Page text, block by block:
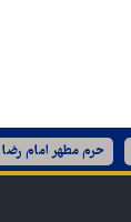
حرم مطهر امام